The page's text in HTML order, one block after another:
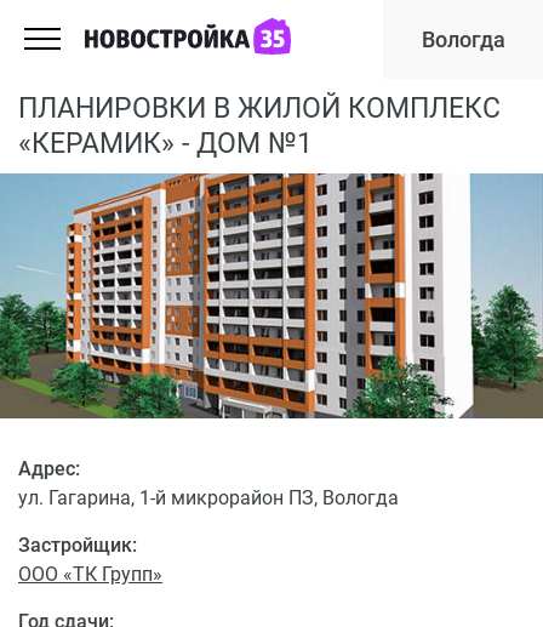
Вологда
ПЛАНИРОВКИ В ЖИЛОЙ КОМПЛЕКС
«КЕРАМИК» - ДОМ №1
Застройщик:
ООО «ТК Групп»
Адрес:
ул. Гагарина, 1-й микрорайон ПЗ, Вологда
Год сдачи: